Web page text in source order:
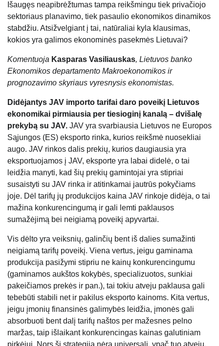
Išaugęs neapibrėžtumas tampa reikšmingu tiek privačiojo
sektoriaus planavimo, tiek pasaulio ekonomikos dinamikos
stabdžiu. Atsižvelgiant į tai, natūraliai kyla klausimas,
kokios yra galimos ekonominės pasekmės Lietuvai?
Komentuoja Kasparas Vasiliauskas, Lietuvos banko
Ekonomikos departamento Makroekonomikos ir
prognozavimo skyriaus vyresnysis ekonomistas.
Didėjantys JAV importo tarifai daro poveikį Lietuvos
ekonomikai pirmiausia per tiesioginį kanalą – dvišalę
prekybą su JAV. JAV yra svarbiausia Lietuvos ne Europos
Sąjungos (ES) eksporto rinka, kurios reikšmė nuosekliai
augo. JAV rinkos dalis prekių, kurios daugiausia yra
eksportuojamos į JAV, eksporte yra labai didelė, o tai
leidžia manyti, kad šių prekių gamintojai yra stipriai
susaistyti su JAV rinka ir atitinkamai jautrūs pokyčiams
joje. Dėl tarifų jų produkcijos kaina JAV rinkoje didėja, o tai
mažina konkurencingumą ir gali lemti paklausos
sumažėjimą bei neigiamą poveikį apyvartai.
Vis dėlto yra veiksnių, galinčių bent iš dalies sumažinti
neigiamą tarifų poveikį. Viena vertus, jeigu gaminama
produkcija pasižymi stipriu ne kainų konkurencingumu
(gaminamos aukštos kokybės, specializuotos, sunkiai
pakeičiamos prekės ir pan.), tai tokiu atveju paklausa gali
tebebūti stabili net ir pakilus eksporto kainoms. Kita vertus,
jeigu įmonių finansinės galimybės leidžia, įmonės gali
absorbuoti bent dalį tarifų naštos per mažesnes pelno
maržas, taip išlaikant konkurencingas kainas galutiniam